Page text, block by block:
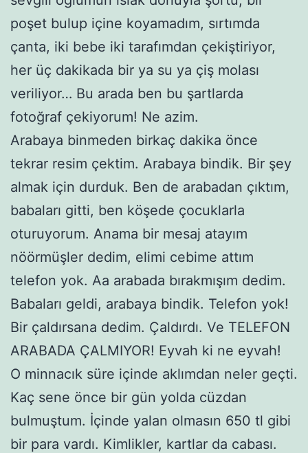
poşet bulup içine koyamadım, sırtımda
çanta, iki bebe iki tarafımdan çekiştiriyor,
her üç dakikada bir ya su ya çiş molası
veriliyor… Bu arada ben bu şartlarda
fotoğraf çekiyorum! Ne azim.
Arabaya binmeden birkaç dakika önce
tekrar resim çektim. Arabaya bindik. Bir şey
almak için durduk. Ben de arabadan çıktım,
babaları gitti, ben köşede çocuklarla
oturuyorum. Anama bir mesaj atayım
nöörmüşler dedim, elimi cebime attım
telefon yok. Aa arabada bırakmışım dedim.
Babaları geldi, arabaya bindik. Telefon yok!
Bir çaldırsana dedim. Çaldırdı. Ve TELEFON
ARABADA ÇALMIYOR! Eyvah ki ne eyvah!
O minnacık süre içinde aklımdan neler geçti.
Kaç sene önce bir gün yolda cüzdan
bulmuştum. İçinde yalan olmasın 650 tl gibi
bir para vardı. Kimlikler, kartlar da cabası.